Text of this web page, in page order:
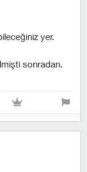
yer.
sonradan.